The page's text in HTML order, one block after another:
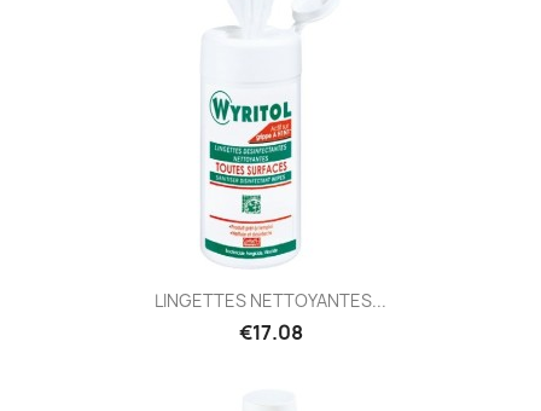
LINGETTES NETTOYANTES...
€17.08